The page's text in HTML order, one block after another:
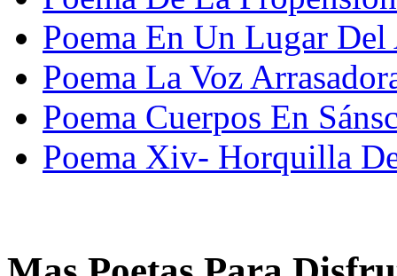
Poema En Un Lugar
Poema La Voz
Poema Cuerpos En
Poema Xiv- Horquilla